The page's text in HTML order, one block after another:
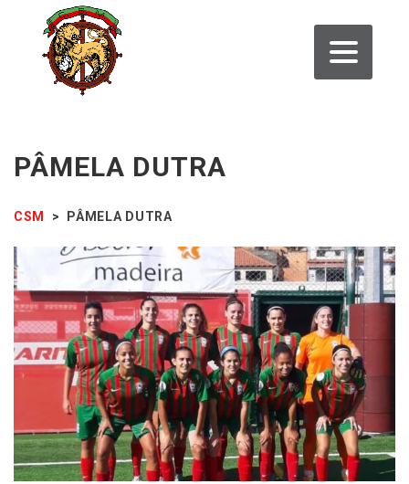
PÂMELA DUTRA
CSM > PÂMELA DUTRA